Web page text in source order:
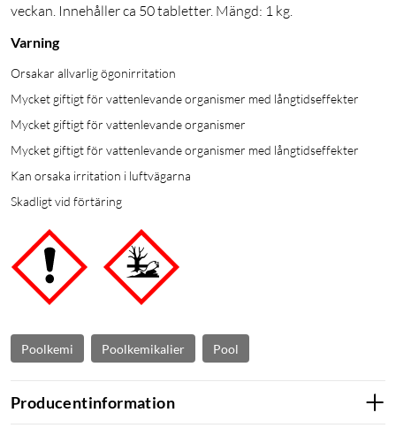
veckan. Innehåller ca 50 tabletter. Mängd: 1 kg.
Varning
Orsakar allvarlig ögonirritation
Mycket giftigt för vattenlevande organismer med långtidseffekter
Mycket giftigt för vattenlevande organismer
Mycket giftigt för vattenlevande organismer med långtidseffekter
Kan orsaka irritation i luftvägarna
Skadligt vid förtäring
Poolkemi Poolkemikalier Pool
Producentinformation